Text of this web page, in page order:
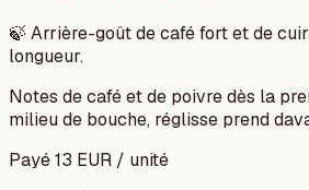
🍃 Arrière-goût de café fort et de
longueur.
Notes de café et de poivre dès la
milieu de bouche, réglisse prend
Payé13 EUR / unité